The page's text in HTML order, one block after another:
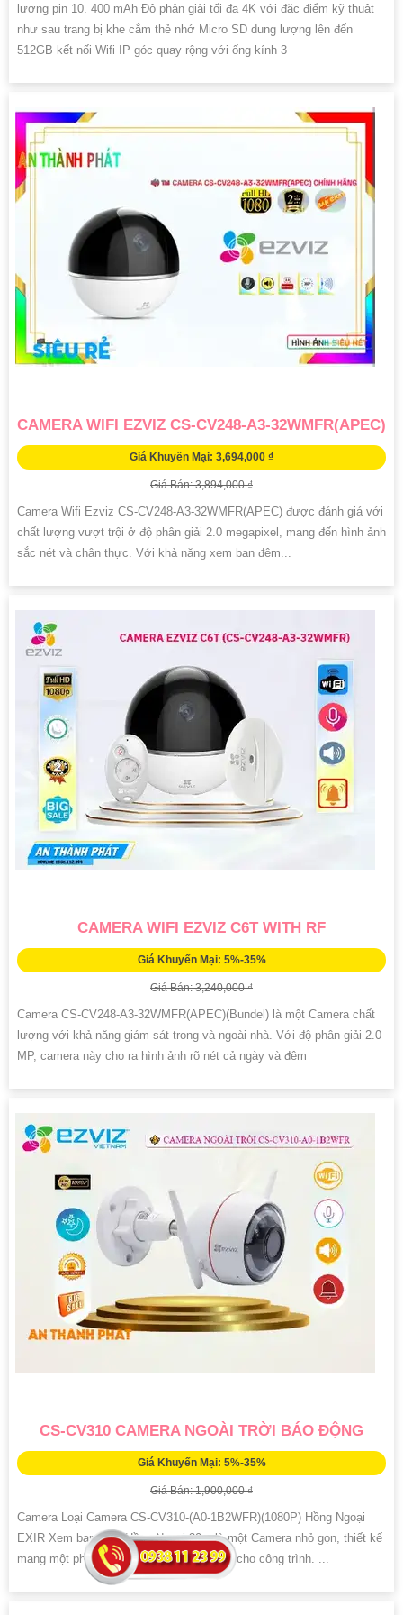
lượng pin 10. 400 mAh Độ phân giải tối đa 4K với đặc điểm kỹ thuật
như sau trang bị khe cắm thẻ nhớ Micro SD dung lượng lên đến
512GB kết nối Wifi IP góc quay rộng với ống kính 3
CAMERA WIFI EZVIZ CS-CV248-A3-32WMFR(APEC)
Giá Khuyến Mại: 3,694,000 ₫
Giá Bán: 3,894,000 ₫
Camera Wifi Ezviz CS-CV248-A3-32WMFR(APEC) được đánh giá với
chất lượng vượt trội ở độ phân giải 2.0 megapixel, mang đến hình ảnh
sắc nét và chân thực. Với khả năng xem ban đêm...
CAMERA WIFI EZVIZ C6T WITH RF
Giá Khuyến Mại: 5%-35%
Giá Bán: 3,240,000 ₫
Camera CS-CV248-A3-32WMFR(APEC)(Bundel) là một Camera chất
lượng với khả năng giám sát trong và ngoài nhà. Với độ phân giải 2.0
MP, camera này cho ra hình ảnh rõ nét cả ngày và đêm
CS-CV310 CAMERA NGOÀI TRỜI BÁO ĐỘNG
Giá Khuyến Mại: 5%-35%
Giá Bán: 1,900,000 ₫
Camera Loại Camera CS-CV310-(A0-1B2WFR)(1080P) Hồng Ngoại
EXIR Xem ban đêm Hồng Ngoại 30m là một Camera nhỏ gọn, thiết kế
mang một phong cách mỹ thuật, phù hợp cho công trình. ...